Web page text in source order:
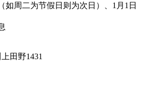
周二为节假日则为次日）、1月1日
田野1431